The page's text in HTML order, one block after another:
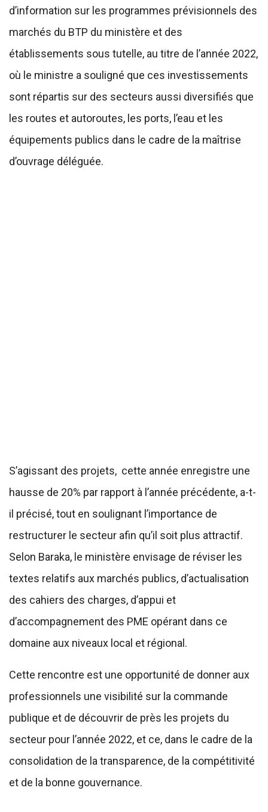
d’information sur les programmes prévisionnels des
marchés du BTP du ministère et des
établissements sous tutelle, au titre de l’année 2022,
où le ministre a souligné que ces investissements
sont répartis sur des secteurs aussi diversifiés que
les routes et autoroutes, les ports, l’eau et les
équipements publics dans le cadre de la maîtrise
d’ouvrage déléguée.
S’agissant des projets, cette année enregistre une
hausse de 20% par rapport à l’année précédente, a-t-
il précisé, tout en soulignant l’importance de
restructurer le secteur afin qu’il soit plus attractif.
Selon Baraka, le ministère envisage de réviser les
textes relatifs aux marchés publics, d’actualisation
des cahiers des charges, d’appui et
d’accompagnement des PME opérant dans ce
domaine aux niveaux local et régional.
Cette rencontre est une opportunité de donner aux
professionnels une visibilité sur la commande
publique et de découvrir de près les projets du
secteur pour l’année 2022, et ce, dans le cadre de la
consolidation de la transparence, de la compétitivité
et de la bonne gouvernance.